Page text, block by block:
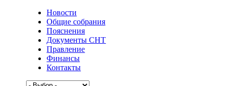
Новости
Общие собрания
Пояснения
Документы СНТ
Правление
Финансы
Контакты